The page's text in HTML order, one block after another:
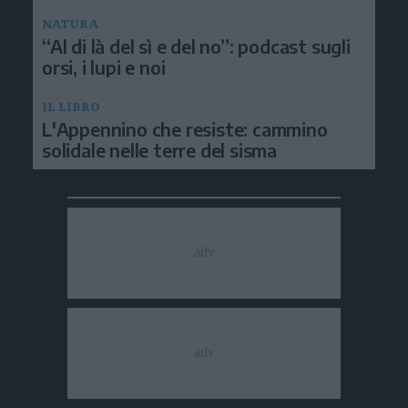
NATURA
“Al di là del sì e del no”: podcast sugli
orsi, i lupi e noi
IL LIBRO
L'Appennino che resiste: cammino
solidale nelle terre del sisma